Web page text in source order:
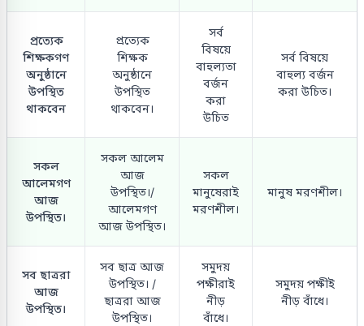
প্রত্যেক
শিক্ষকগণ
অনুষ্ঠানে
উপস্থিত
থাকবেন
প্রত্যেক
শিক্ষক
অনুষ্ঠানে
উপস্থিত
থাকবেন।
সর্ব
বিষয়ে
বাহুল্যতা
বর্জন
করা
উচিত
সর্ব বিষয়ে
বাহুল্য বর্জন
করা উচিত।
সকল
আলেমগণ
আজ
উপস্থিত।
সকল আলেম
আজ
উপস্থিত।/
আলেমগণ
আজ উপস্থিত।
সকল
মানুষেরাই
মরণশীল।
মানুষ মরণশীল।
সব ছাত্ররা
আজ
উপস্থিত।
সব ছাত্র আজ
উপস্থিত। /
ছাত্ররা আজ
উপস্থিত।
সমুদয়
পক্ষীরাই
নীড়
বাঁধে।
সমুদয় পক্ষীই
নীড় বাঁধে।